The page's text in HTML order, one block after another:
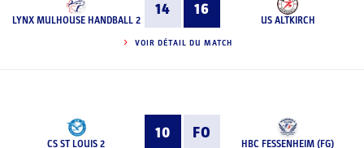
LYNX MULHOUSE HANDBALL 2
14 16
US ALTKIRCH
VOIR DÉTAIL DU MATCH
CS ST LOUIS 2
10 FO
HBC FESSENHEIM (FG)